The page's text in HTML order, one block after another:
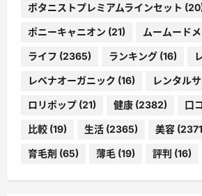
ボタニストプレミアムラインセット
ポニーキャニオン (21) ムームード
ライフ (2365) ランキング (16)
レベナオーガニック (16) レンタル
ロリポップ (21) 健康 (2382) 口
比較 (19) 生活 (2365) 美容
育毛剤 (65) 薄毛 (19) 評判 (16)